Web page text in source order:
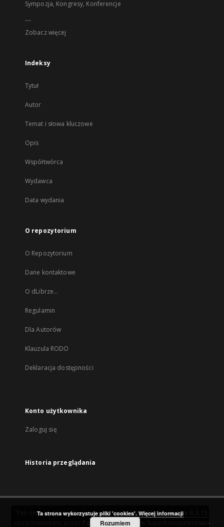
Sympozja, Kongresy, Konferencje
...
Zobacz więcej
Indeksy
Tytuł
Autor
Temat i słowa kluczowe
Opis
Współtwórca
Wydawca
Data wydania
O repozytorium
O Repozytorium
Dane kontaktowe
O dLibrze...
Regulamin
Dla Autorów
Klauzula RODO
Deklaracja dostępności
Konto użytkownika
Zaloguj się
Historia przeglądania
Ten serwis działa dzięki oprogramowaniuDInGO dLibra 6.3.15
Poznańskie Centrum Superkomputerowo-
Ta strona wykorzystuje pliki 'cookies'. Więcej informacji
Rozumiem